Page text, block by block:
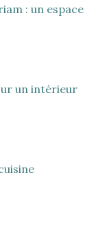
: un espace
un intérieur